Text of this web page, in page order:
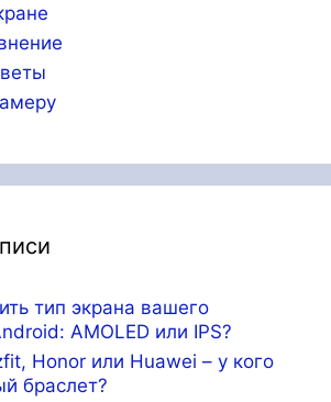
тип экрана вашего
AMOLED или IPS?
Honor или Huawei – у кого
браслет?